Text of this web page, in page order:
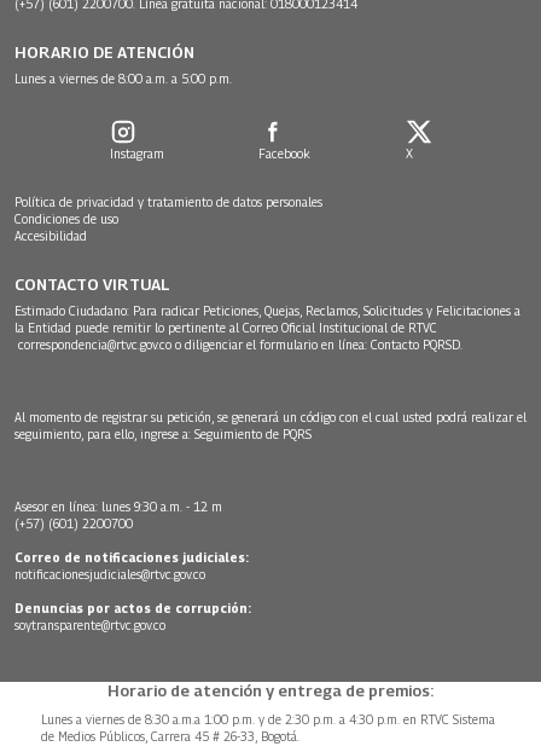
(+57) (601) 2200700. Línea gratuita nacional: 018000123414
HORARIO DE ATENCIÓN
Lunes a viernes de 8:00 a.m. a 5:00 p.m.
Instagram Facebook X
Política de privacidad y tratamiento de datos personales
Condiciones de uso
Accesibilidad
CONTACTO VIRTUAL
Estimado Ciudadano: Para radicar Peticiones, Quejas, Reclamos, Solicitudes y Felicitaciones a
la Entidad puede remitir lo pertinente al Correo Oficial Institucional de RTVC
correspondencia@rtvc.gov.co o diligenciar el formulario en línea: Contacto PQRSD.
Al momento de registrar su petición, se generará un código con el cual usted podrá realizar el
seguimiento, para ello, ingrese a: Seguimiento de PQRS
Asesor en línea: lunes 9:30 a.m. - 12 m
(+57) (601) 2200700
Correo de notificaciones judiciales:
notificacionesjudiciales@rtvc.gov.co
Denuncias por actos de corrupción:
soytransparente@rtvc.gov.co
Horario de atención y entrega de premios:
Lunes a viernes de 8:30 a.m.a 1:00 p.m. y de 2:30 p.m. a 4:30 p.m. en RTVC Sistema
de Medios Públicos, Carrera 45 # 26-33, Bogotá.